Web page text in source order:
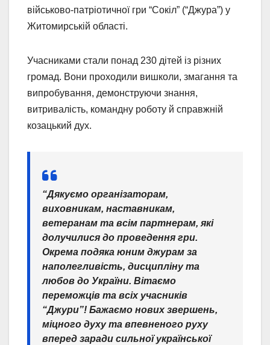
військово-патріотичної гри “Сокіл” (“Джура”) у
Житомирській області.
Учасниками стали понад 230 дітей із різних
громад. Вони проходили вишколи, змагання та
випробування, демонструючи знання,
витривалість, командну роботу й справжній
козацький дух.
“Дякуємо організаторам,
виховникам, наставникам,
ветеранам та всім партнерам, які
долучилися до проведення гри.
Окрема подяка юним джурам за
наполегливість, дисципліну та
любов до України. Вітаємо
переможців та всіх учасників
“Джури”! Бажаємо нових звершень,
міцного духу та впевненого руху
вперед заради сильної української